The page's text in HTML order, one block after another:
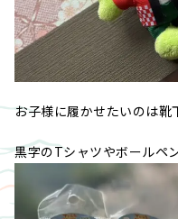
お子様に履かせたいのは靴
黒字のTシャツやボールペ